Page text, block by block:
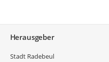
Herausgeber
Stadt Radebeul